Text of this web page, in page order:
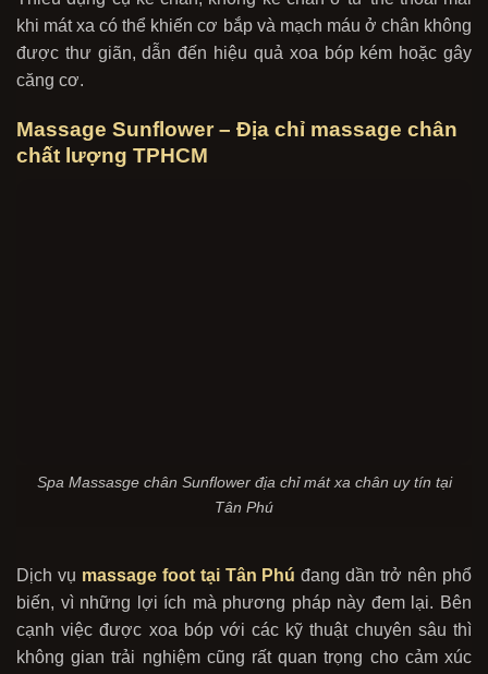
khi mát xa có thể khiến cơ bắp và mạch máu ở chân không
được thư giãn, dẫn đến hiệu quả xoa bóp kém hoặc gây
căng cơ.
Massage Sunflower – Địa chỉ massage chân
chất lượng TPHCM
Spa Massasge chân Sunflower địa chỉ mát xa chân uy tín tại
Tân Phú
Dịch vụ massage foot tại Tân Phú đang dần trở nên phổ
biến, vì những lợi ích mà phương pháp này đem lại. Bên
cạnh việc được xoa bóp với các kỹ thuật chuyên sâu thì
không gian trải nghiệm cũng rất quan trọng cho cảm xúc